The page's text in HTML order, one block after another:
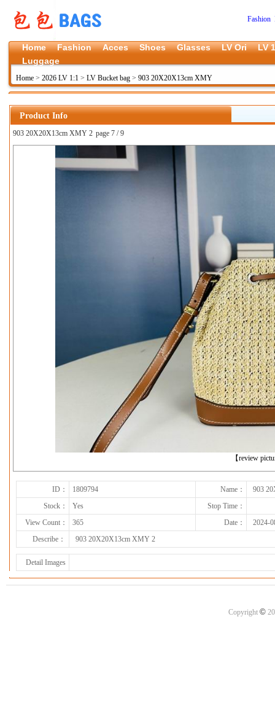
Fashion
Home Fashion Acces Shoes Glasses LV Ori
LV
Luggage
Home > 2026 LV 1:1 > LV Bucket bag > 903 20X20X13cm XMY
Product Info
903 20X20X13cm XMY 2 page 7 / 9
【review
下一张
ID： 1809794 Name：
903
Stock：
Yes
Stop Time：
View Count：
365 Date：
2024-
Describe：
903 20X20X13cm XMY 2
Detail Images
Copyright ©